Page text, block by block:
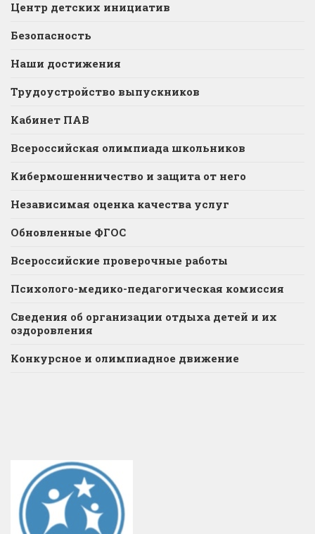
Центр детских инициатив
Безопасность
Наши достижения
Трудоустройство выпускников
Кабинет ПАВ
Всероссийская олимпиада школьников
Кибермошенничество и защита от него
Независимая оценка качества услуг
Обновленные ФГОС
Всероссийские проверочные работы
Психолого-медико-педагогическая комиссия
Сведения об организации отдыха детей и их
оздоровления
Конкурсное и олимпиадное движение